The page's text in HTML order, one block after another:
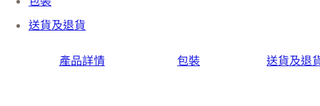
送貨及退貨
產品詳情 包裝 送貨及退